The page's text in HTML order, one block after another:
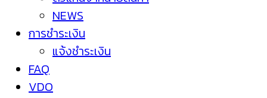
NEWS
การชำระเงิน
แจ้งชำระเงิน
FAQ
VDO